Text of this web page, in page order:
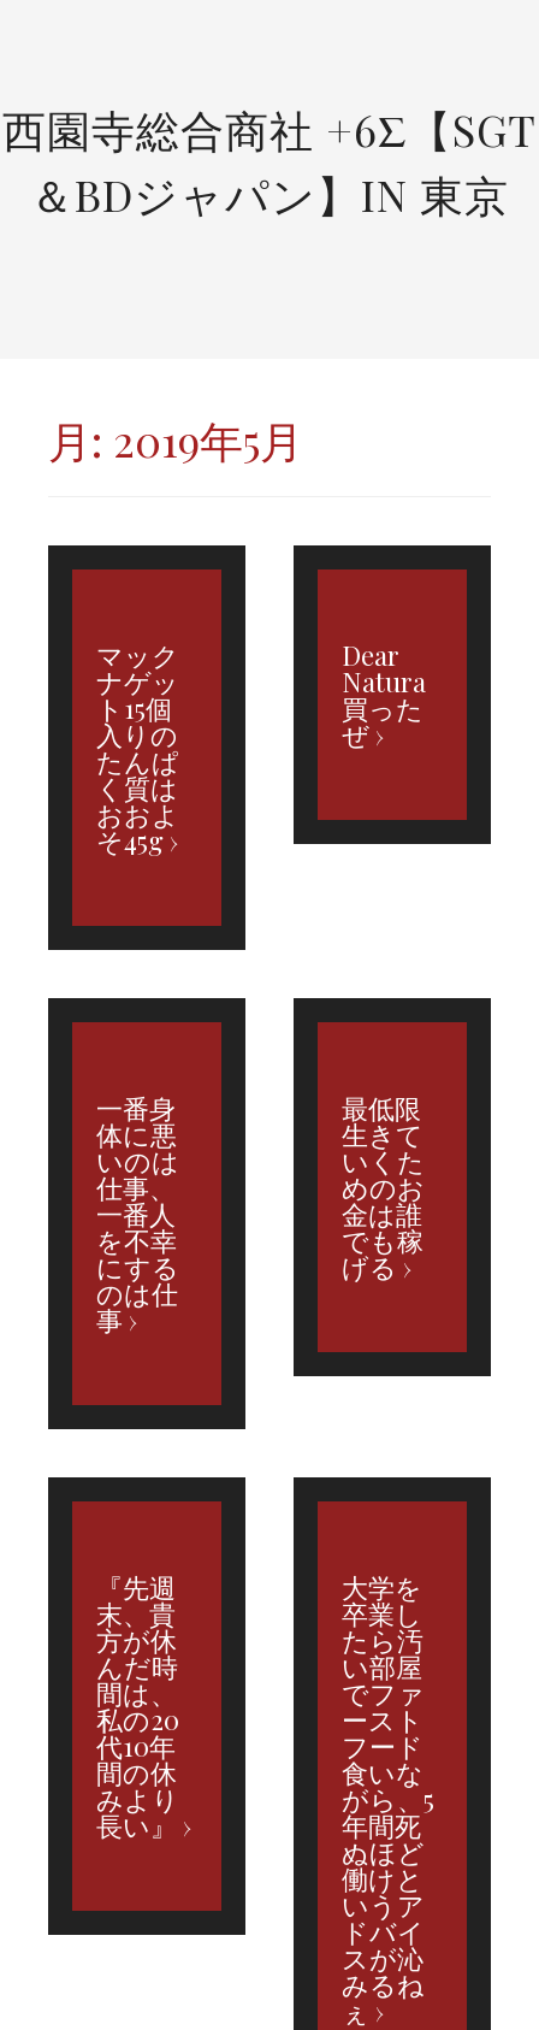
西園寺総合商社 +6Σ【SGT
＆BDジャパン】IN 東京
月: 2019年5月
マック
ナゲッ
ト15個
入りの
たんぱ
く質は
おおよ
そ45g
Dear
Natura
買った
ぜ
一番身
体に悪
いのは
仕事、
一番人
を不幸
にする
のは仕
事
最低限
生きて
いくた
めのお
金は誰
でも稼
げる
『先週
末、貴
方が休
んだ時
間は、
私の20
代10年
間の休
みより
長い』
大学を
卒業し
たら汚
い部屋
でファ
ースト
フード
食いな
がら、5
年間死
ぬほど
働けと
いうア
ドバイ
スが沁
みるね
ぇ